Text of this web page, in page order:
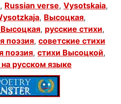
, Russian verse, Vysotskaia,
, Высоцкая,
, русские стихи,
поэзия, советские стихи
поэзия, стихи Высоцкой,
русском языке